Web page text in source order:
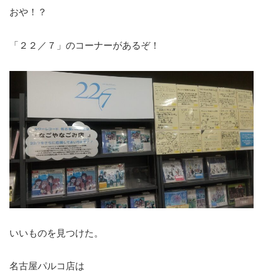
おや！？
「２２／７」のコーナーがあるぞ！
いいものを見つけた。
名古屋パルコ店は